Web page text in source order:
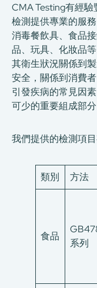
CMA Testing有經
檢測提供專業的服
消毒餐飲具、食品
品、玩具、化妝品
其衛生狀況關係到
安全，關係到消費
引發疾病的常見因
可少的重要組成部分
我們提供的檢測項目
類別 方法
食品
系列